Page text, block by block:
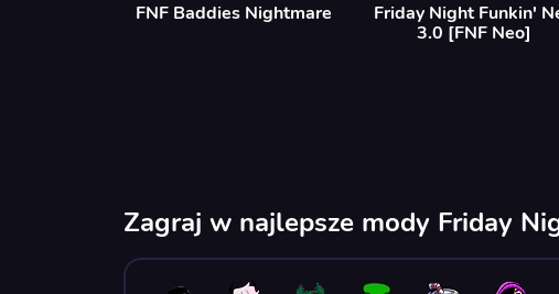
FNF Baddies Nightmare
Friday Night Funkin'
3.0 [FNF Neo]
Zagraj w najlepsze mody Friday